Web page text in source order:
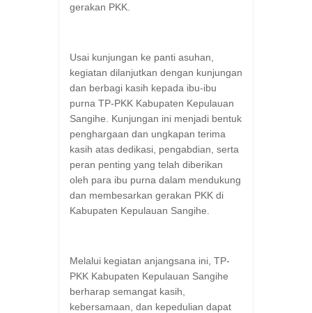
gerakan PKK.
Usai kunjungan ke panti asuhan,
kegiatan dilanjutkan dengan kunjungan
dan berbagi kasih kepada ibu-ibu
purna TP-PKK Kabupaten Kepulauan
Sangihe. Kunjungan ini menjadi bentuk
penghargaan dan ungkapan terima
kasih atas dedikasi, pengabdian, serta
peran penting yang telah diberikan
oleh para ibu purna dalam mendukung
dan membesarkan gerakan PKK di
Kabupaten Kepulauan Sangihe.
Melalui kegiatan anjangsana ini, TP-
PKK Kabupaten Kepulauan Sangihe
berharap semangat kasih,
kebersamaan, dan kepedulian dapat